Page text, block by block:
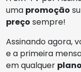
uma promoção
preço sempre!
Assinando agora,
e a primeira
em qualquer